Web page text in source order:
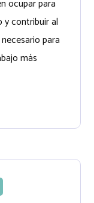
ocupar para
y contribuir al
para
más